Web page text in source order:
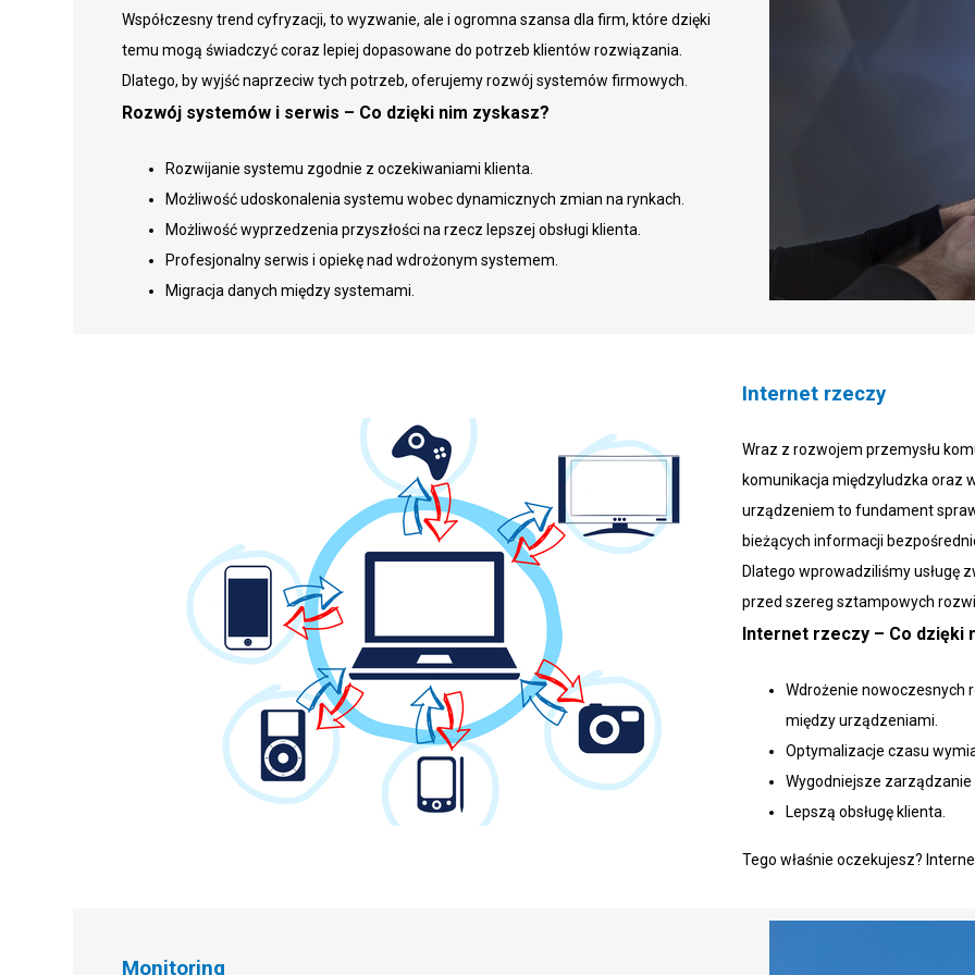
Współczesny trend cyfryzacji, to wyzwanie, ale i ogromna szansa dla firm, które dzięki
temu mogą świadczyć coraz lepiej dopasowane do potrzeb klientów rozwiązania.
Dlatego, by wyjść naprzeciw tych potrzeb, oferujemy rozwój systemów firmowych.
Rozwój systemów i serwis – Co dzięki nim zyskasz?
Rozwijanie systemu zgodnie z oczekiwaniami klienta.
Możliwość udoskonalenia systemu wobec dynamicznych zmian na rynkach.
Możliwość wyprzedzenia przyszłości na rzecz lepszej obsługi klienta.
Profesjonalny serwis i opiekę nad wdrożonym systemem.
Migracja danych między systemami.
Internet rzeczy
Wraz z rozwojem przemysłu
komunikacja międzyludzka oraz
urządzeniem to fundament
bieżących informacji
Dlatego wprowadziliśmy usługę
przed szereg sztampowych
Internet rzeczy – Co dzięki
Wdrożenie nowoczesnych
między urządzeniami.
Optymalizacje czasu
Wygodniejsze
Lepszą obsługę klienta.
Tego właśnie oczekujesz?
Monitoring